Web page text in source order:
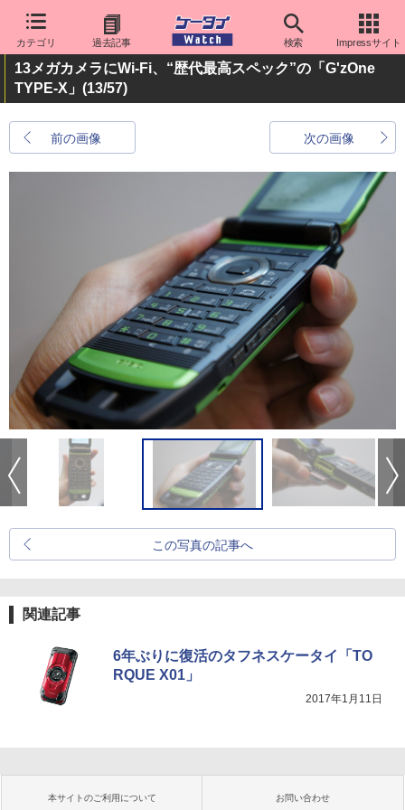
カテゴリ 過去記事 検索 Impressサイト
13メガカメラにWi-Fi、“歴代最高スペック”の「G'zOne
TYPE-X」 (13/57)
前の画像 次の画像
この写真の記事へ
関連記事
6年ぶりに復活のタフネスケータイ「TO
RQUE X01」
2017年1月11日
本サイトのご利用について お問い合わせ